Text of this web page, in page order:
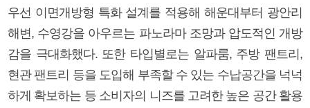
우선 이면개방형 특화 설계를 적용해 해운대부터 광안리
해변, 수영강을 아우르는 파노라마 조망과 압도적인 개방
감을 극대화했다. 또한 타입별로는 알파룸, 주방 팬트리,
현관 팬트리 등을 도입해 부족할 수 있는 수납공간을 넉넉
하게 확보하는 등 소비자의 니즈를 고려한 높은 공간 활용